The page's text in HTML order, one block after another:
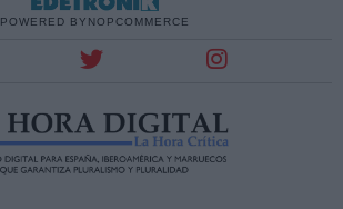
POWERED BY NOPCOMMERCE